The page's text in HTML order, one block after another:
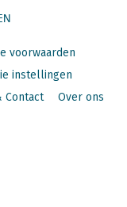
voorwaarden
instellingen
Contact Over ons